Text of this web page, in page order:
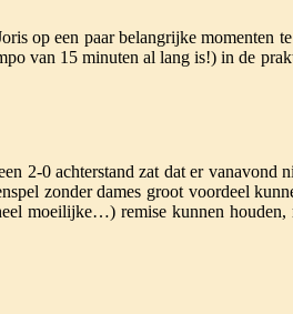
op een paar belangrijke momenten
van 15 minuten al lang is!) in de
2-0 achterstand zat dat er
zonder dames groot voordeel
moeilijke…) remise kunnen